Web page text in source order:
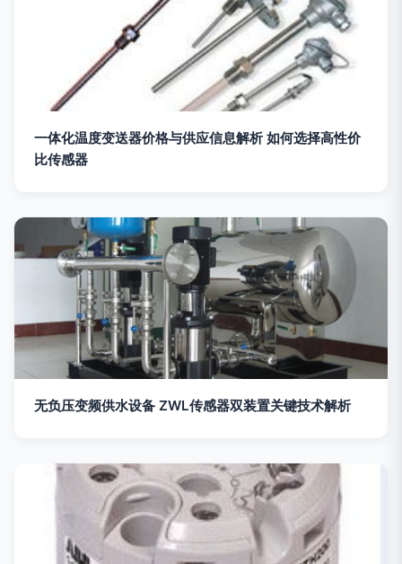
一体化温度变送器价格与供应信息解析 如何选择高性价
比传感器
无负压变频供水设备 ZWL传感器双装置关键技术解析